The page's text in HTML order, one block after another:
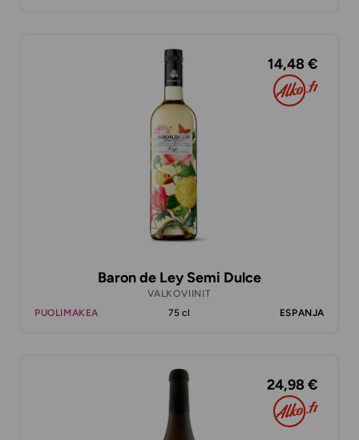
14,48 €
Baron de Ley Semi Dulce
VALKOVIINIT
PUOLIMAKEA
75 cl ESPANJA
24,98 €